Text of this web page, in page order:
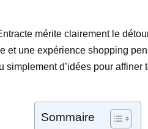
mérite clairement le
une expérience shopping
simplement d’idées pour
Sommaire